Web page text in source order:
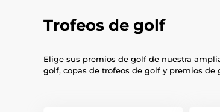
Trofeos de golf
Elige sus premios de golf de nuestra
golf, copas de trofeos de golf y premios de